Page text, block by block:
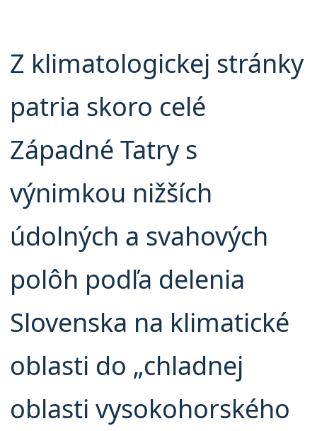
Z klimatologickej stránky
patria skoro celé
Západné Tatry s
výnimkou nižších
údolných a svahových
polôh podľa delenia
Slovenska na klimatické
oblasti do „chladnej
oblasti vysokohorského